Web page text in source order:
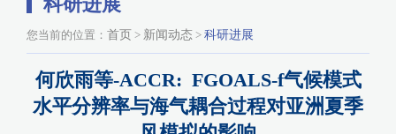
您当前的位置： 首页 > 新闻动态 > 科研进展
何欣雨等-ACCR: FGOALS-f气候模式
水平分辨率与海气耦合过程对亚洲夏季